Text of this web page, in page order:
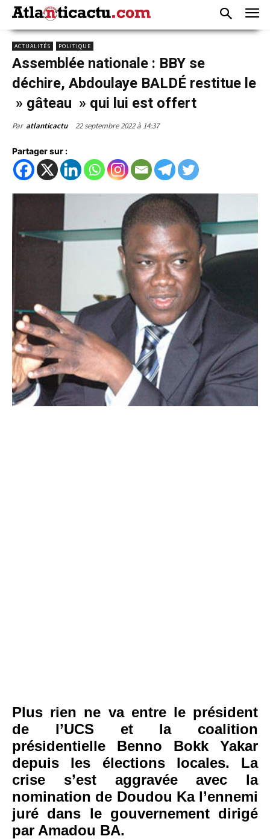
ACTUALITÉS POLITIQUE
Assemblée nationale : BBY se
déchire, Abdoulaye BALDÉ restitue le
» gâteau » qui lui est offert
Par atlanticactu 22 septembre 2022 à 14:37
Partager sur :
Plus rien ne va entre le président
de l’UCS et la coalition
présidentielle Benno Bokk Yakar
depuis les élections locales. La
crise s’est aggravée avec la
nomination de Doudou Ka l’ennemi
juré dans le gouvernement dirigé
par Amadou BA.